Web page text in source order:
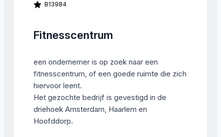
B13984
Fitnesscentrum
een ondernemer is op zoek naar een
fitnesscentrum, of een goede ruimte die zich
hiervoor leent.
Het gezochte bedrijf is gevestigd in de
driehoek Amsterdam, Haarlem en
Hoofddorp.